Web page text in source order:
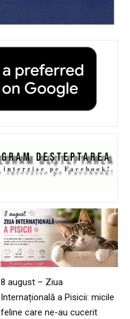
8 august – Ziua
Internațională a Pisicii: micile
feline care ne-au cucerit